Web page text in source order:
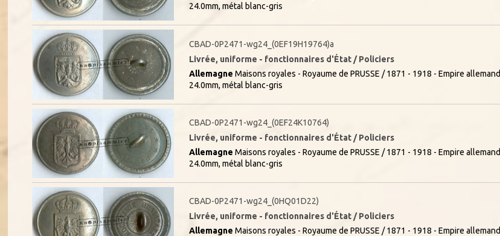
24.0mm, métal blanc-gris
CBAD-0P2471-wg24_(0EF19H19764)a
Livrée, uniforme - fonctionnaires d'État / Policiers
Allemagne Maisons royales - Royaume de PRUSSE / 1871 - 1918 - Empire allemand
24.0mm, métal blanc-gris
CBAD-0P2471-wg24_(0EF24K10764)
Livrée, uniforme - fonctionnaires d'État / Policiers
Allemagne Maisons royales - Royaume de PRUSSE / 1871 - 1918 - Empire allemand
24.0mm, métal blanc-gris
CBAD-0P2471-wg24_(0HQ01D22)
Livrée, uniforme - fonctionnaires d'État / Policiers
Allemagne Maisons royales - Royaume de PRUSSE / 1871 - 1918 - Empire allemand